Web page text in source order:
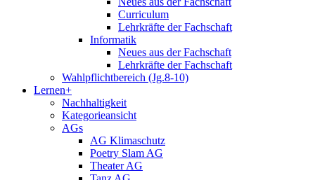
Curriculum
Lehrkräfte der Fachschaft
Informatik
Neues aus der Fachschaft
Lehrkräfte der Fachschaft
Wahlpflichtbereich (Jg.8-10)
Lernen+
Nachhaltigkeit
Kategorieansicht
AGs
AG Klimaschutz
Poetry Slam AG
Theater AG